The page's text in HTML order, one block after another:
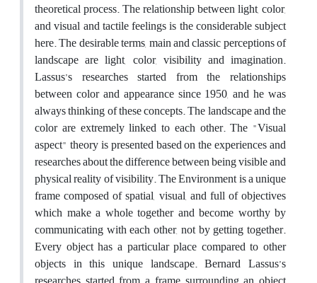
theoretical process. The relationship between light, color,
and visual and tactile feelings is the considerable subject
here. The desirable terms, main and classic perceptions of
landscape are light, color, visibility and imagination.
Lassus’s researches started from the relationships
between color and appearance since 1950, and he was
always thinking of these concepts. The landscape and the
color are extremely linked to each other. The "Visual
aspect" theory is presented based on the experiences and
researches about the difference between being visible and
physical reality of visibility. The Environment is a unique
frame composed of spatial, visual, and full of objectives
which make a whole together and become worthy by
communicating with each other, not by getting together.
Every object has a particular place compared to other
objects in this unique landscape. Bernard Lassus’s